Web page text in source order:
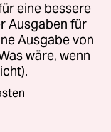
eine bessere
Ausgaben für
Ausgabe von
wäre, wenn